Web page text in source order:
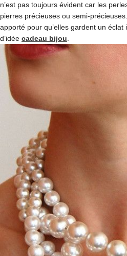
n’est pas toujours évident car les
pierres précieuses ou semi-
apporté pour qu’elles gardent un
d’idée cadeau bijou.